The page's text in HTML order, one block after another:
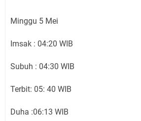
Minggu 5 Mei
Imsak : 04:20 WIB
Subuh : 04:30 WIB
Terbit: 05: 40 WIB
Duha :06:13 WIB